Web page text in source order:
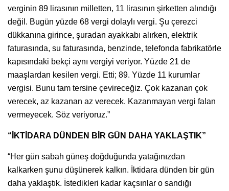
verginin 89 lirasının milletten, 11 lirasının şirketten alındığı
değil. Bugün yüzde 68 vergi dolaylı vergi. Şu çerezci
dükkanına girince, şuradan ayakkabı alırken, elektrik
faturasında, su faturasında, benzinde, telefonda fabrikatörle
kapısındaki bekçi aynı vergiyi veriyor. Yüzde 21 de
maaşlardan kesilen vergi. Etti; 89. Yüzde 11 kurumlar
vergisi. Bunu tam tersine çevireceğiz. Çok kazanan çok
verecek, az kazanan az verecek. Kazanmayan vergi falan
vermeyecek. Söz veriyoruz.”
“İKTİDARA DÜNDEN BİR GÜN DAHA YAKLAŞTIK”
“Her gün sabah güneş doğduğunda yatağınızdan
kalkarken şunu düşünerek kalkın. İktidara dünden bir gün
daha yaklaştık. İstedikleri kadar kaçsınlar o sandığı